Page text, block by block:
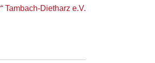
Tambach-Dietharz e.V.